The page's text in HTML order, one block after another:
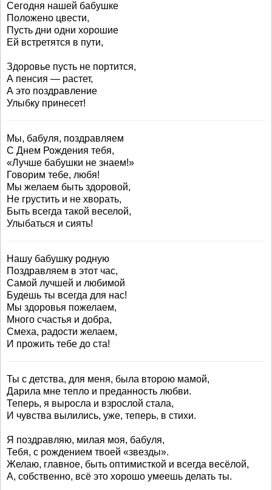
Сегодня нашей бабушке
Положено цвести,
Пусть дни одни хорошие
Ей встретятся в пути,
Здоровье пусть не портится,
А пенсия — растет,
А это поздравление
Улыбку принесет!
Мы, бабуля, поздравляем
С Днем Рождения тебя,
«Лучше бабушки не знаем!»
Говорим тебе, любя!
Мы желаем быть здоровой,
Не грустить и не хворать,
Быть всегда такой веселой,
Улыбаться и сиять!
Нашу бабушку родную
Поздравляем в этот час,
Самой лучшей и любимой
Будешь ты всегда для нас!
Мы здоровья пожелаем,
Много счастья и добра,
Смеха, радости желаем,
И прожить тебе до ста!
Ты с детства, для меня, была второю мамой,
Дарила мне тепло и преданность любви.
Теперь, я выросла и взрослой стала,
И чувства вылились, уже, теперь, в стихи.
Я поздравляю, милая моя, бабуля,
Тебя, с рождением твоей «звезды».
Желаю, главное, быть оптимисткой и всегда весёлой,
А, собственно, всё это хорошо умеешь делать ты.